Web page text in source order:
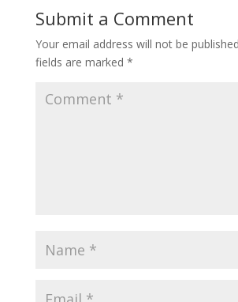
Submit a Comment
Your email address will not be
fields are marked *